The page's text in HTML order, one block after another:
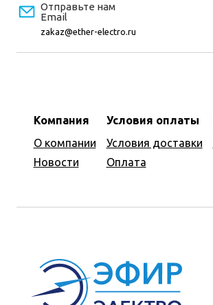
Отправьте нам
Email
zakaz@ether-electro.ru
Компания
О компании
Новости
Условия оплаты
Условия доставки
Оплата